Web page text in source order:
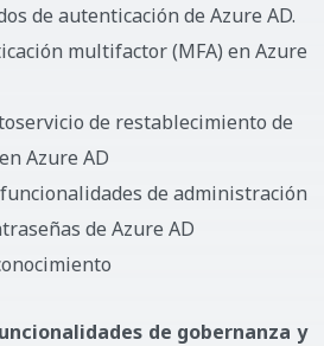
de autenticación de Azure AD.
multifactor (MFA) en Azure
de restablecimiento de
Azure AD
de administración
de Azure AD
de gobernanza y